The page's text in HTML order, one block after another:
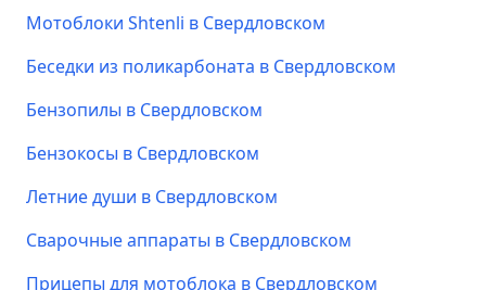
Мотоблоки Shtenli в Свердловском
Беседки из поликарбоната в Свердловском
Бензопилы в Свердловском
Бензокосы в Свердловском
Летние души в Свердловском
Сварочные аппараты в Свердловском
Прицепы для мотоблока в Свердловском